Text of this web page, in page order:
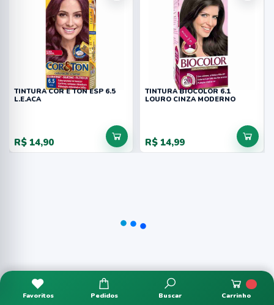
TINTURA COR E TON ESP 6.5
L.E.ACA
R$ 14,90
TINTURA BIOCOLOR 6.1
LOURO CINZA MODERNO
R$ 14,99
Favoritos Pedidos Buscar Carrinho